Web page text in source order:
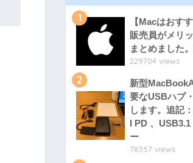
1
【Macはおす
販売員がメリ
まとめました
229704 views
2
新型
要なUSBハブ
します。追記
I PD 、
ー
78357 views